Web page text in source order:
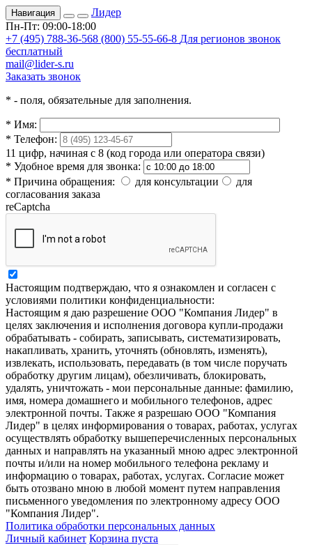
Навигация
Лидер
Пн-Пт: 09:00-18:00
+7 (495) 788-36-568 (800) 55-55-66-8 Для регионов звонок
бесплатный
mail@lider-s.ru
Заказать звонок
* - поля, обязательные для заполнения.
* Имя:
* Телефон:
11 цифр, начиная с 8 (код города или оператора связи)
* Удобное время для звонка:
* Причина обращения: для консультации
для
согласования заказа
reCaptcha
Настоящим подтверждаю, что я ознакомлен и согласен с
условиями политики конфиденциальности:
Настоящим я даю разрешение ООО "Компания Лидер" в
целях заключения и исполнения договора купли-продажи
обрабатывать - собирать, записывать, систематизировать,
накапливать, хранить, уточнять (обновлять, изменять),
извлекать, использовать, передавать (в том числе поручать
обработку другим лицам), обезличивать, блокировать,
удалять, уничтожать - мои персональные данные: фамилию,
имя, номера домашнего и мобильного телефонов, адрес
электронной почты. Также я разрешаю ООО "Компания
Лидер" в целях информирования о товарах, работах, услугах
осуществлять обработку вышеперечисленных персональных
данных и направлять на указанный мною адрес электронной
почты и/или на номер мобильного телефона рекламу и
информацию о товарах, работах, услугах. Согласие может
быть отозвано мною в любой момент путем направления
письменного уведомления по электронному адресу ООО
"Компания Лидер".
Политика обработки персональных данных
Личный кабинет Корзина пуста